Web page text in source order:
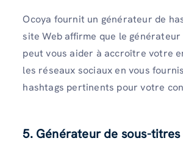
Ocoya fournit un générateur de
site Web affirme que le générateur
peut vous aider à accroître votre
les réseaux sociaux en vous
hashtags pertinents pour votre
5. Générateur de sous-titres